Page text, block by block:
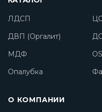
ЛДСП
ДВП (Оргалит)
МДФ
Опалубка
О КОМПАНИИ